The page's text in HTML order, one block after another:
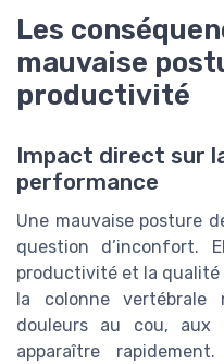
Les
mauvaise
productivité
Impact direct sur
performance
Une mauvaise posture
question d’inconfort.
productivité et la qualité
la colonne vertébrale
douleurs au cou, aux
apparaître